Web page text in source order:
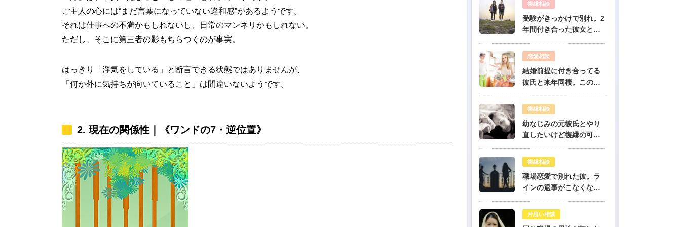
ご主人の心には“まだ言葉になっていない違和感”があるようです。
それは仕事への不満かもしれないし、日常のマンネリかもしれない。
ただし、そこに第三者の影もちらつくのが事実。
はっきり「浮気をしている」と断言できる状態ではありませんが、
「何か外に気持ちが向いていること」は間違いないようです。
2. 現在の関係性｜《ワンドの7・逆位置》
復縁相談
受験がきっかけで別れ。2
年間付き合った彼女と復
無料占い
恋愛相談
結婚前提に付き合ってる
彼氏と来年同棲。このま
鑑定-無料占い
復縁相談
幼なじみの元彼氏とやり
直したいけど復縁の可能
復縁相談
職場恋愛で別れた彼。ラ
インの返事がこなくなっ
公開鑑定-無料占い
片思い相談